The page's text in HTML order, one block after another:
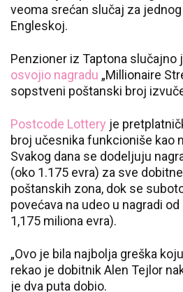
veoma srećan slučaj za
Engleskoj.
Penzioner iz Taptona slučajno
osvojio nagradu „Millionaire
sopstveni poštanski broj
Postcode Lottery je
broj učesnika funkcioniše kao
Svakog dana se dodeljuju
(oko 1.175 evra) za sve
poštanskih zona, dok se
povećava na udeo u nagradi
1,175 miliona evra).
„Ovo je bila najbolja greška
rekao je dobitnik Alen Tejlor
je dva puta dobio.